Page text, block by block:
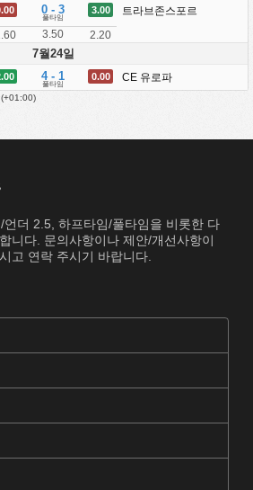
0 - 3
풀타임
3.50
3.00
2.20
트라브존스포르
7월24일
4 - 1
풀타임
0.00 CE 유로파
+01:00)
더 2.5, 하프타임/풀타임을 비롯한 다
니다. 문의사항이나 제안/개선사항이
고 연락 주시기 바랍니다.